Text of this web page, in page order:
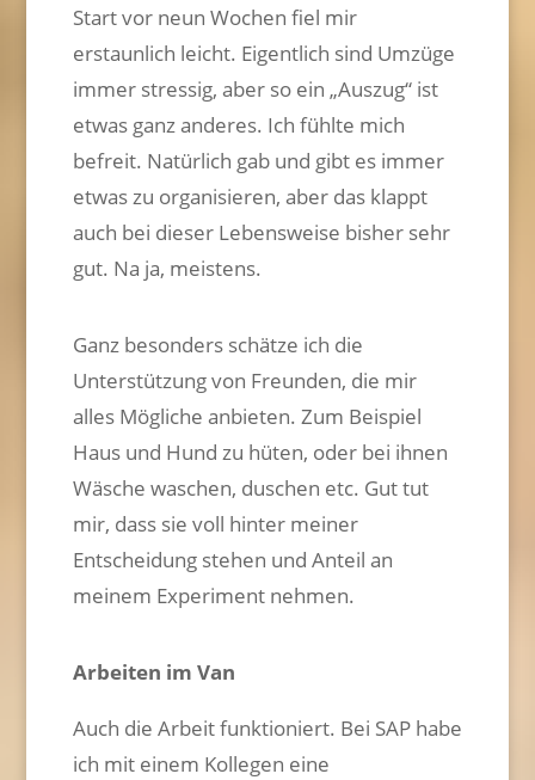
Start vor neun Wochen fiel mir
erstaunlich leicht. Eigentlich sind Umzüge
immer stressig, aber so ein „Auszug“ ist
etwas ganz anderes. Ich fühlte mich
befreit. Natürlich gab und gibt es immer
etwas zu organisieren, aber das klappt
auch bei dieser Lebensweise bisher sehr
gut. Na ja, meistens.
Ganz besonders schätze ich die
Unterstützung von Freunden, die mir
alles Mögliche anbieten. Zum Beispiel
Haus und Hund zu hüten, oder bei ihnen
Wäsche waschen, duschen etc. Gut tut
mir, dass sie voll hinter meiner
Entscheidung stehen und Anteil an
meinem Experiment nehmen.
Arbeiten im Van
Auch die Arbeit funktioniert. Bei SAP habe
ich mit einem Kollegen eine